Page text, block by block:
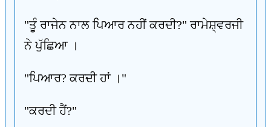
"ਤੂੰ ਰਾਜੇਨ ਨਾਲ ਪਿਆਰ ਨਹੀਂ ਕਰਦੀ?" ਰਾਮੇਸ਼੍ਵਰਜੀ
ਨੇ ਪੁੱਛਿਆ ।
"ਪਿਆਰ? ਕਰਦੀ ਹਾਂ ।"
"ਕਰਦੀ ਹੈਂ?"